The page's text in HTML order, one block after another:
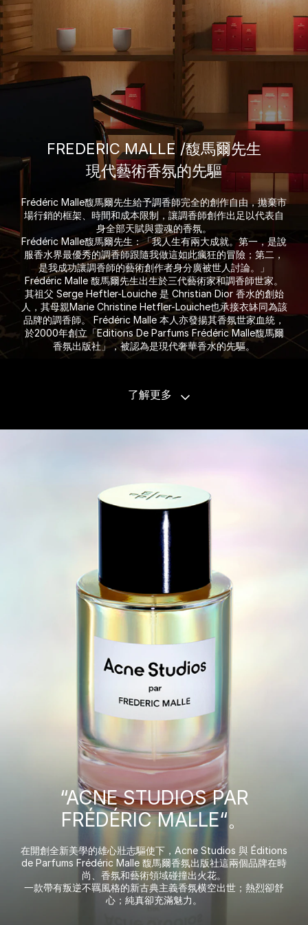
FREDERIC MALLE /馥馬爾先生
現代藝術香氛的先驅
Frédéric Malle馥馬爾先生給予調香師完全的創作自由，拋棄市
場行銷的框架、時間和成本限制，讓調香師創作出足以代表自
身全部天賦與靈魂的香氛。
Frédéric Malle馥馬爾先生：「我人生有兩大成就。第一，是說
服香水界最優秀的調香師跟隨我做這如此瘋狂的冒險；第二，
是我成功讓調香師的藝術創作者身分廣被世人討論。」
Frédéric Malle 馥馬爾先生出生於三代藝術家和調香師世家。
其祖父 Serge Heftler-Louiche 是 Christian Dior 香水的創始
人，其母親Marie Christine Hetfler-Louiche也承接衣缽同為該
品牌的調香師。 Frédéric Malle 本人亦發揚其香氛世家血統，
於2000年創立「Editions De Parfums Frédéric Malle馥馬爾
香氛出版社」，被認為是現代奢華香水的先驅。
了解更多
“ACNE STUDIOS PAR
FRÉDÉRIC MALLE“。
在開創全新美學的雄心壯志驅使下，Acne Studios 與 Éditions
de Parfums Frédéric Malle 馥馬爾香氛出版社這兩個品牌在時
尚、香氛和藝術領域碰撞出火花。
一款帶有叛逆不羈風格的新古典主義香氛横空出世；熱烈卻舒
心；純真卻充滿魅力。